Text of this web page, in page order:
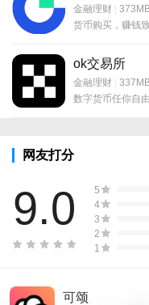
金融理财 |
货币购买，赚钱
ok交易所
金融理财 |
数字货币任你自
网友打分
9.0
5
4
3
2
1
可颂